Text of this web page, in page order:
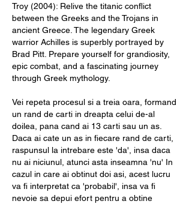
Troy (2004): Relive the titanic conflict
between the Greeks and the Trojans in
ancient Greece. The legendary Greek
warrior Achilles is superbly portrayed by
Brad Pitt. Prepare yourself for grandiosity,
epic combat, and a fascinating journey
through Greek mythology.
Vei repeta procesul si a treia oara, formand
un rand de carti in dreapta celui de-al
doilea, pana cand ai 13 carti sau un as.
Daca ai cate un as in fiecare rand de carti,
raspunsul la intrebare este 'da', insa daca
nu ai niciunul, atunci asta inseamna 'nu' In
cazul in care ai obtinut doi asi, acest lucru
va fi interpretat ca 'probabil', insa va fi
nevoie sa depui efort pentru a obtine